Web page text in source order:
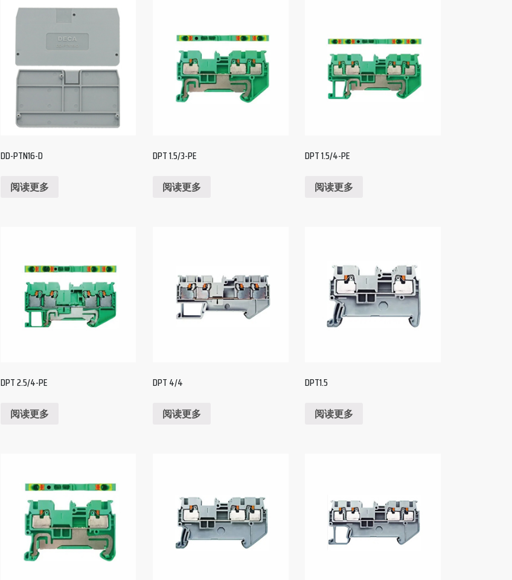
DD-PTN16-D
阅读更多
DPT 1.5/3-PE
阅读更多
DPT 1.5/4-PE
阅读更多
DPT 2.5/4-PE
阅读更多
DPT 4/4
阅读更多
DPT1.5
阅读更多